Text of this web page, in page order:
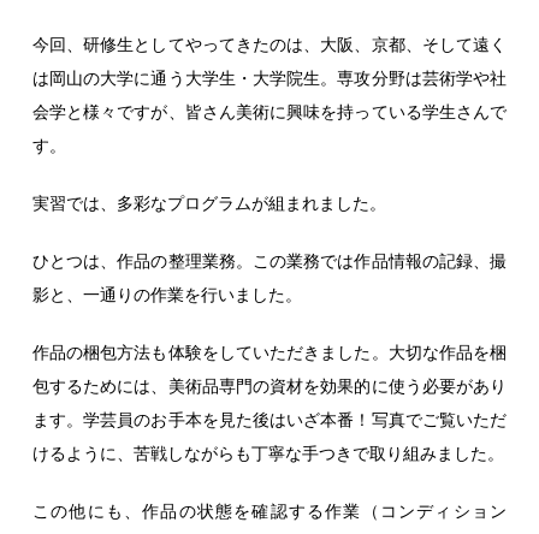
今回、研修生としてやってきたのは、大阪、京都、そして遠く
は岡山の大学に通う大学生・大学院生。専攻分野は芸術学や社
会学と様々ですが、皆さん美術に興味を持っている学生さんで
す。
実習では、多彩なプログラムが組まれました。
ひとつは、作品の整理業務。この業務では作品情報の記録、撮
影と、一通りの作業を行いました。
作品の梱包方法も体験をしていただきました。大切な作品を梱
包するためには、美術品専門の資材を効果的に使う必要があり
ます。学芸員のお手本を見た後はいざ本番！写真でご覧いただ
けるように、苦戦しながらも丁寧な手つきで取り組みました。
この他にも、作品の状態を確認する作業（コンディション